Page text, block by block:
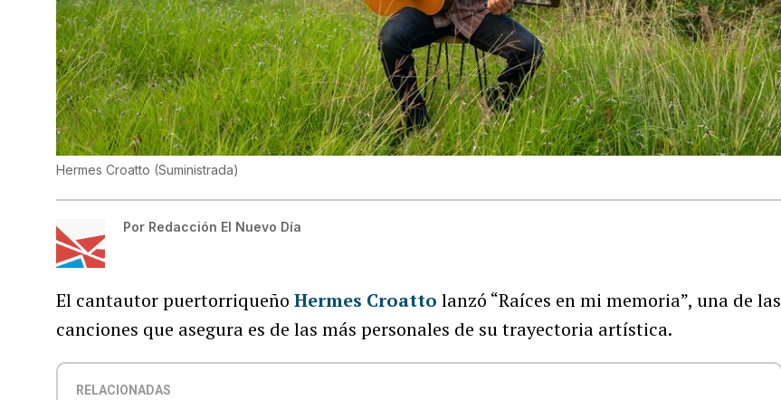
Hermes Croatto (Suministrada)
Por Redacción El Nuevo Día
El cantautor puertorriqueñoHermes Croatto lanzó “Raíces en mi memoria”, una de las
canciones que asegura es de las más personales de su trayectoria artística.
RELACIONADAS